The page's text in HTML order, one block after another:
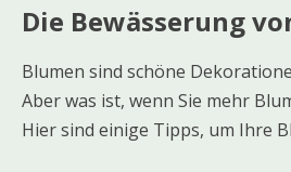
Die Bewässerung
Blumen sind schöne
Aber was ist, wenn Sie mehr
Hier sind einige Tipps, um Ihre